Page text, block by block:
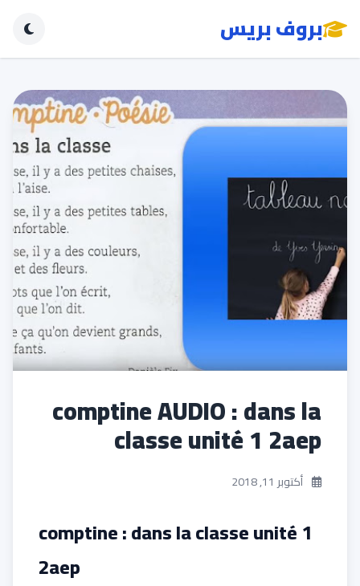
بروف بريس
comptine AUDIO : dans la
classe unité 1 2aep
أكتوبر 11, 2018
comptine : dans la classe unité 1
2aep